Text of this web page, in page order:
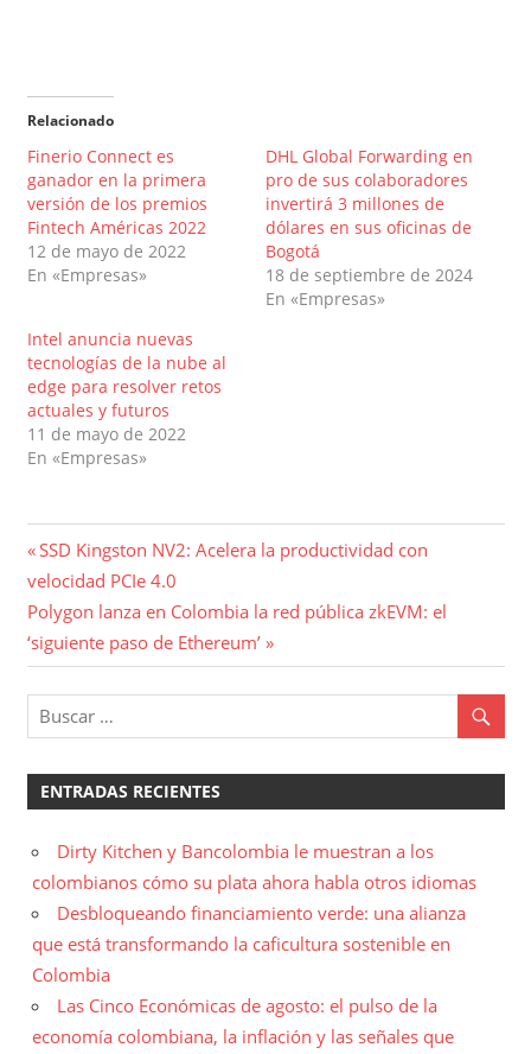
Relacionado
Finerio Connect es
ganador en la primera
versión de los premios
Fintech Américas 2022
12 de mayo de 2022
En «Empresas»
DHL Global Forwarding en
pro de sus colaboradores
invertirá 3 millones de
dólares en sus oficinas de
Bogotá
18 de septiembre de 2024
En «Empresas»
Intel anuncia nuevas
tecnologías de la nube al
edge para resolver retos
actuales y futuros
11 de mayo de 2022
En «Empresas»
Navegación
de
entradas
Entrada
anterior:
SSD Kingston NV2: Acelera la productividad con
velocidad PCIe 4.0
Entrada
siguiente:
Polygon lanza en Colombia la red pública zkEVM: el
‘siguiente paso de Ethereum’
ENTRADAS RECIENTES
Dirty Kitchen y Bancolombia le muestran a los
colombianos cómo su plata ahora habla otros idiomas
Desbloqueando financiamiento verde: una alianza
que está transformando la caficultura sostenible en
Colombia
Las Cinco Económicas de agosto: el pulso de la
economía colombiana, la inflación y las señales que